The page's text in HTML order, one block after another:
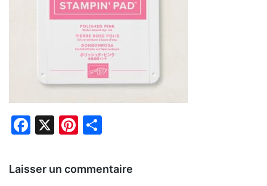
Facebook
X Pinterest
Laisser un commentaire